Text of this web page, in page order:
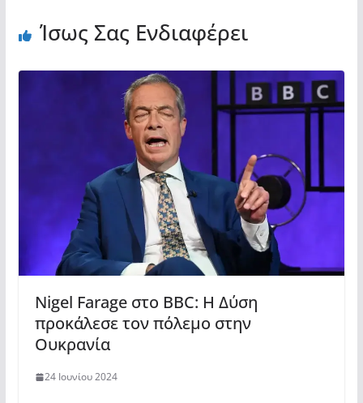
Ίσως Σας Ενδιαφέρει
Nigel Farage στο BBC: Η Δύση
προκάλεσε τον πόλεμο στην
Ουκρανία
24 Ιουνίου 2024